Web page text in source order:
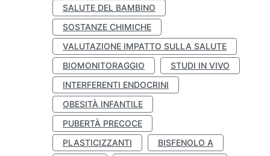
SALUTE DEL BAMBINO
SOSTANZE CHIMICHE
VALUTAZIONE IMPATTO SULLA SALUTE
BIOMONITORAGGIO
STUDI IN VIVO
INTERFERENTI ENDOCRINI
OBESITÀ INFANTILE
PUBERTÀ PRECOCE
PLASTICIZZANTI
BISFENOLO A